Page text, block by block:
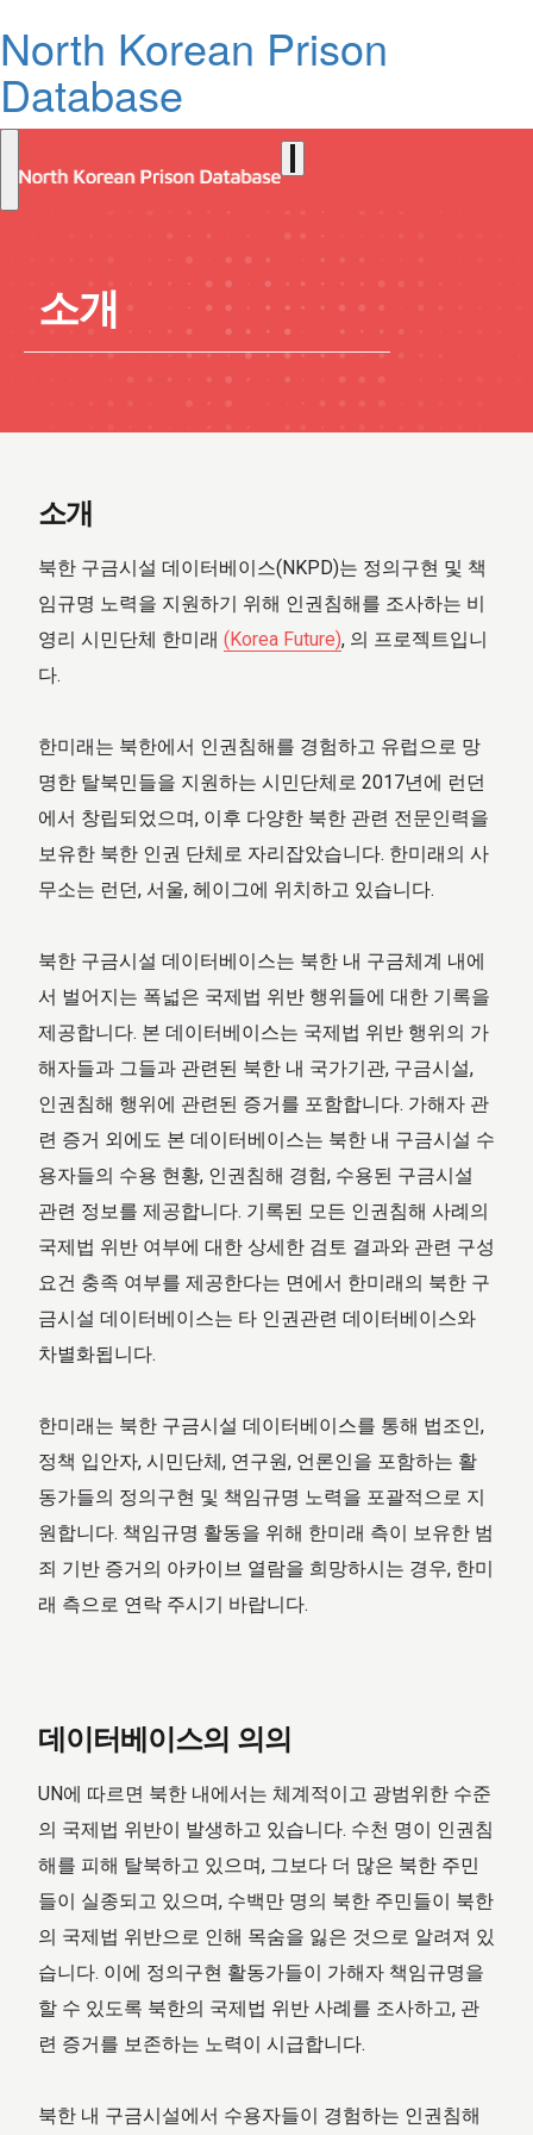
North Korean Prison
Database
소개
소개
북한 구금시설 데이터베이스(NKPD)는 정의구현 및 책
임규명 노력을 지원하기 위해 인권침해를 조사하는 비
영리 시민단체 한미래 (Korea Future), 의 프로젝트입니
다.
한미래는 북한에서 인권침해를 경험하고 유럽으로 망
명한 탈북민들을 지원하는 시민단체로 2017년에 런던
에서 창립되었으며, 이후 다양한 북한 관련 전문인력을
보유한 북한 인권 단체로 자리잡았습니다. 한미래의 사
무소는 런던, 서울, 헤이그에 위치하고 있습니다.
북한 구금시설 데이터베이스는 북한 내 구금체계 내에
서 벌어지는 폭넓은 국제법 위반 행위들에 대한 기록을
제공합니다. 본 데이터베이스는 국제법 위반 행위의 가
해자들과 그들과 관련된 북한 내 국가기관, 구금시설,
인권침해 행위에 관련된 증거를 포함합니다. 가해자 관
련 증거 외에도 본 데이터베이스는 북한 내 구금시설 수
용자들의 수용 현황, 인권침해 경험, 수용된 구금시설
관련 정보를 제공합니다. 기록된 모든 인권침해 사례의
국제법 위반 여부에 대한 상세한 검토 결과와 관련 구성
요건 충족 여부를 제공한다는 면에서 한미래의 북한 구
금시설 데이터베이스는 타 인권관련 데이터베이스와
차별화됩니다.
한미래는 북한 구금시설 데이터베이스를 통해 법조인,
정책 입안자, 시민단체, 연구원, 언론인을 포함하는 활
동가들의 정의구현 및 책임규명 노력을 포괄적으로 지
원합니다. 책임규명 활동을 위해 한미래 측이 보유한 범
죄 기반 증거의 아카이브 열람을 희망하시는 경우, 한미
래 측으로 연락 주시기 바랍니다.
데이터베이스의 의의
UN에 따르면 북한 내에서는 체계적이고 광범위한 수준
의 국제법 위반이 발생하고 있습니다. 수천 명이 인권침
해를 피해 탈북하고 있으며, 그보다 더 많은 북한 주민
들이 실종되고 있으며, 수백만 명의 북한 주민들이 북한
의 국제법 위반으로 인해 목숨을 잃은 것으로 알려져 있
습니다. 이에 정의구현 활동가들이 가해자 책임규명을
할 수 있도록 북한의 국제법 위반 사례를 조사하고, 관
련 증거를 보존하는 노력이 시급합니다.
북한 내 구금시설에서 수용자들이 경험하는 인권침해